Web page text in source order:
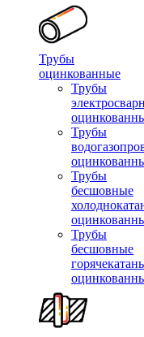
Трубы
оцинкованные
Трубы
Трубы
Трубы
бесшовные
Трубы
бесшовные